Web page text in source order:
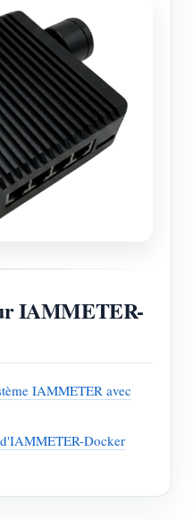
IAMMETER-
IAMMETER avec
Docker